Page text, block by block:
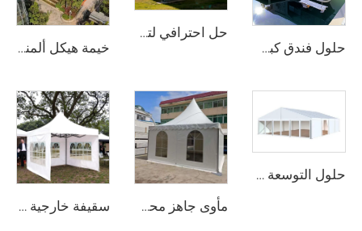
حلول فندق كبسولات فضائية فاخرة لمشاريع المنتجعات | منزل صغير متنقِّل مخصَّص لخدمات التخييم الفاخر عالي الجودة والسياحة البيئية
حل احترافي لتغطية ملاعب الرياضة | غطاء صناعي من الألومنيوم لملاعب المنافسات
خيمة هيكل ألمنيوم تعمل في جميع الأحوال الجوية | مظلة تجارية خالية من الدعامات لمواقف الزفاف الخارجية ومعارض المعارض التجارية
حلول التوسعة الوحداتية للمستودعات في المشاريع الصناعية | خيمة تخزين من PVC مقاومة للحريق لتوسيع الطاقة الإنتاجية للمصانع
مأوى جاهز محمول لمواقع المعارض | خيمة قابلة للنقل وتجميع سريع بإطار من أنابيب الألومنيوم لمعارض التجارة سقيفة خارجية واسعة النطاق للفعاليات | هيكل معدني من الألومنيوم مقاوم للماء للاستخدام التجاري